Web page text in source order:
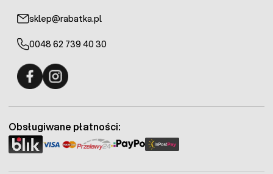
sklep@rabatka.pl
0048 62 739 40 30
Obsługiwane płatności: